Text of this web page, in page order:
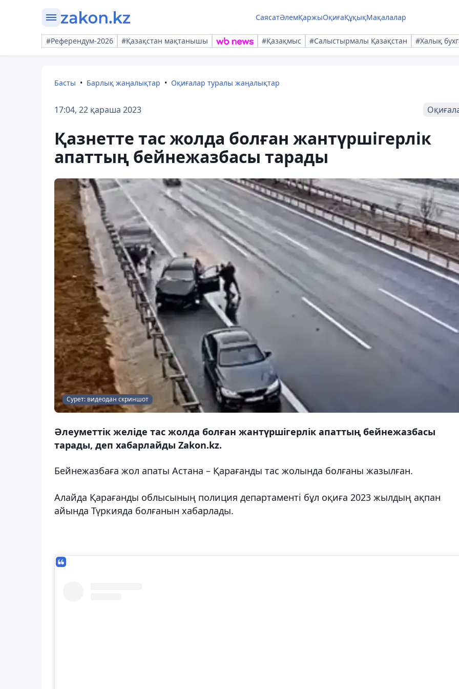
СаясатӘлемҚаржыОқиғаҚұқықМақалалар
#Референдум-2026 #Қазақстан мақтанышы #Қазақмыс #Салыстырмалы Қазақстан #Халық
Басты Барлық жаңалықтар Оқиғалар туралы жаңалықтар
17:04, 22 қараша 2023
Қазнетте тас жолда болған жантүршігерлік
апаттың бейнежазбасы тарады
Сурет: видеодан скриншот
Әлеуметтік желіде тас жолда болған жантүршігерлік апаттың бейнежазбасы
тарады, деп хабарлайды Zakon.kz.
Бейнежазбаға жол апаты Астана – Қарағанды ​​тас жолында болғаны жазылған.
Алайда Қарағанды ​​облысының полиция департаменті бұл оқиға 2023 жылдың ақпан
айында Түркияда болғанын хабарлады.